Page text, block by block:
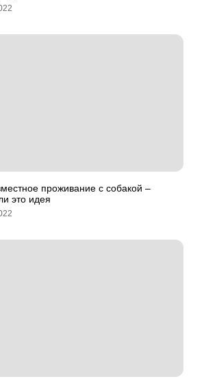
проживание с собакой –
это идея